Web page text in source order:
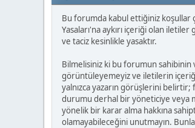
Bu forumda kabul ettiğiniz koşullar
Yasaları'na aykırı içeriği olan
ve taciz kesinlikle yasaktır.
Bilmelisiniz ki bu forumun sahibinin
görüntüleyemeyiz ve iletilerin
yalnızca yazarın görüşlerini
durumu derhal bir yöneticiye veya
yönelik bir karar alma hakkına
olamayabileceğini unutmayın.